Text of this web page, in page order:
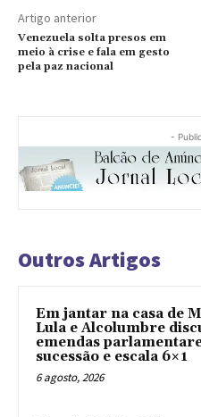
Artigo anterior
Venezuela solta presos em
meio à crise e fala em gesto
pela paz nacional
-
Outros Artigos
Em jantar na casa de
Lula e Alcolumbre
emendas
sucessão e escala 6×1
6 agosto, 2026